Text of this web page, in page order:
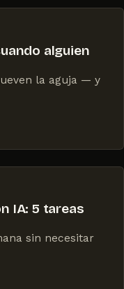
alguien
la aguja — y
IA: 5 tareas
sin necesitar